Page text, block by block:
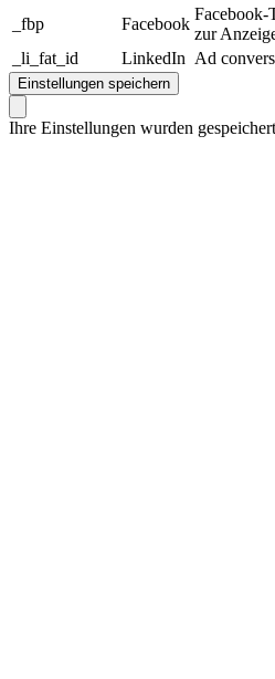
_fbp Facebook
Facebook-
zur
_li_fat_id
LinkedIn Ad
Einstellungen speichern
Ihre Einstellungen wurden gespeichert